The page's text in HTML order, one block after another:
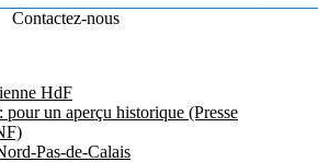
Contactez-nous
HdF
un aperçu historique (Presse
Pas-de-Calais